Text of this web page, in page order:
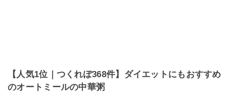
【人気1位｜つくれぽ368件】ダイエットにもおすすめ
のオートミールの中華粥